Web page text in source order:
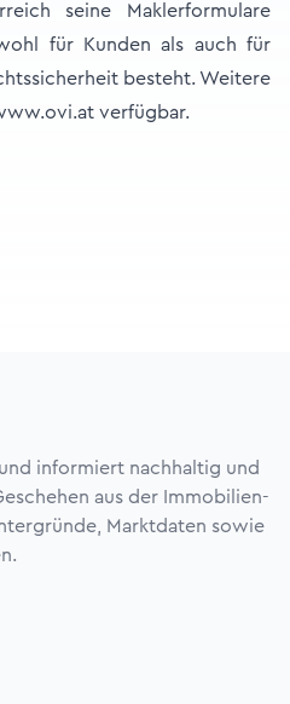
seine Maklerformulare
für Kunden als auch für
besteht. Weitere
verfügbar.
informiert nachhaltig und
aus der Immobilien-
Marktdaten sowie